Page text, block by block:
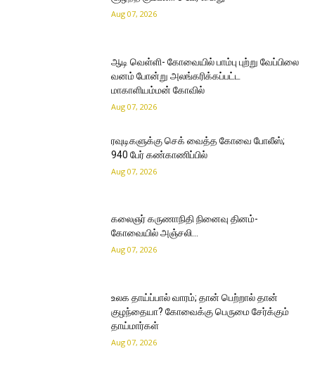
Aug 07, 2026
ஆடி வெள்ளி- கோவையில் பாம்பு புற்று வேப்பிலை
வனம் போன்று அலங்கரிக்கப்பட்ட
மாகாளியம்மன் கோவில்
Aug 07, 2026
ரவுடிகளுக்கு செக் வைத்த கோவை போலீஸ்;
940 பேர் கண்காணிப்பில்
Aug 07, 2026
கலைஞர் கருணாநிதி நினைவு தினம்-
கோவையில் அஞ்சலி…
Aug 07, 2026
உலக தாய்ப்பால் வாரம்; தான் பெற்றால் தான்
குழந்தையா? கோவைக்கு பெருமை சேர்க்கும்
தாய்மார்கள்
Aug 07, 2026